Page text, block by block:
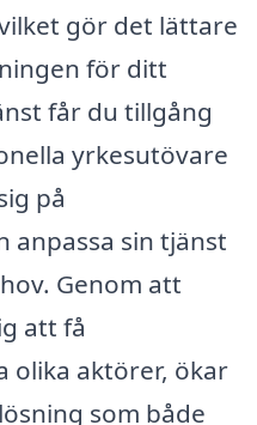
gör det lättare
för ditt
får du tillgång
yrkesutövare
på
anpassa sin tjänst
Genom att
att få
olika aktörer, ökar
som både